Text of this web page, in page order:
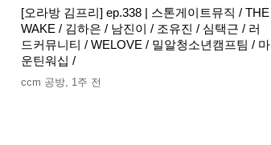
[오라방 김프리] ep.338 | 스톤게이트뮤직 / THE
WAKE / 김하은 / 남진이 / 조유진 / 심택근 / 러
드커뮤니티 / WELOVE / 밀알청소년캠프팀 / 마
운틴워십 /
ccm 공방 1주 전